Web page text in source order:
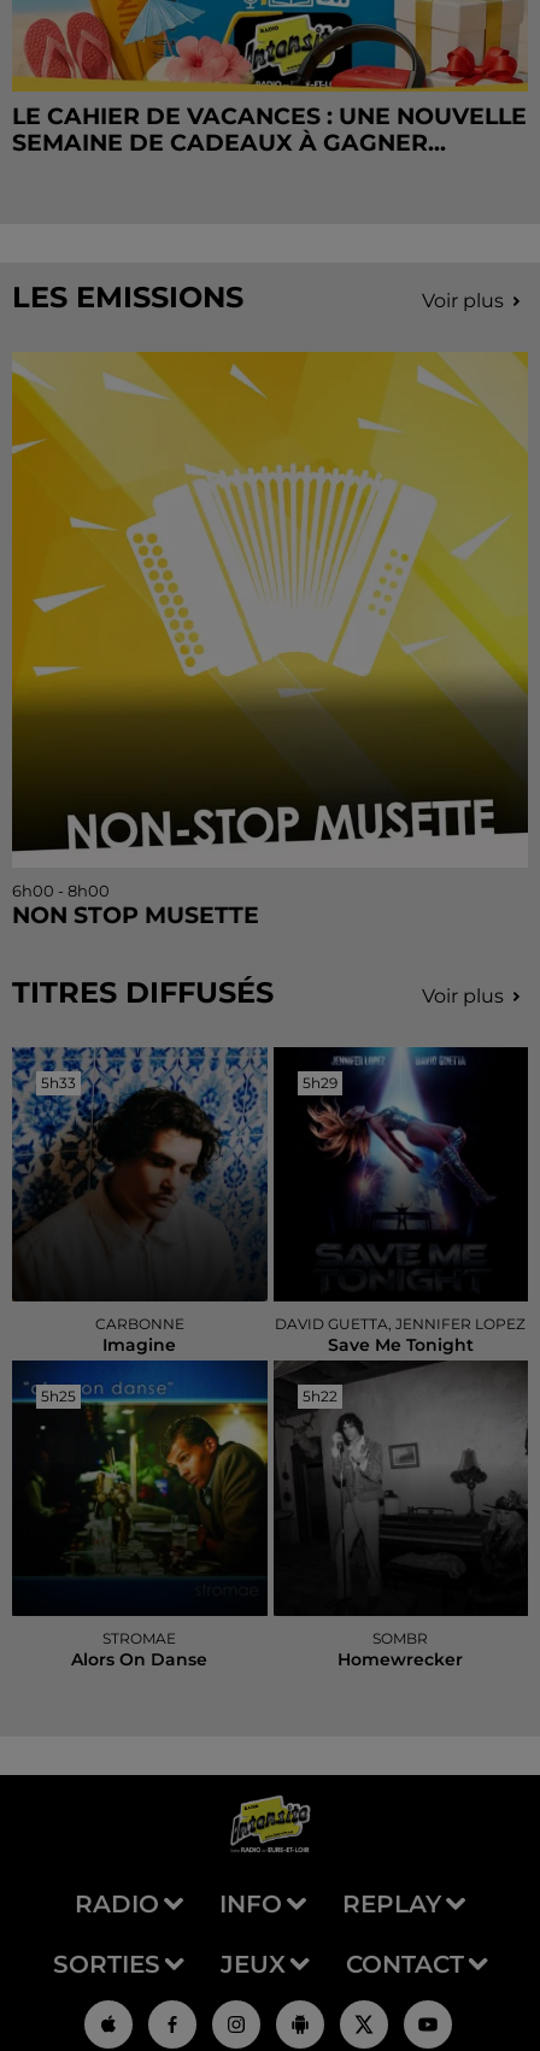
LE CAHIER DE VACANCES : UNE NOUVELLE
SEMAINE DE CADEAUX À GAGNER...
LES EMISSIONS Voir plus
6h00 - 8h00
NON STOP MUSETTE
TITRES DIFFUSÉS Voir plus
5h33
5h33
CARBONNE
Imagine
5h29
5h29
DAVID GUETTA, JENNIFER LOPEZ
Save Me Tonight
5h25
5h25
STROMAE
Alors On Danse
5h22
5h22
SOMBR
Homewrecker
RADIO INFO REPLAY
SORTIES JEUX CONTACT